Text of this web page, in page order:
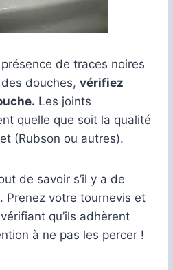
de traces noires
douches, vérifiez
Les joints
quelle que soit la qualité
(Rubson ou autres).
de savoir s’il y a de
Prenez votre tournevis et
qu’ils adhèrent
à ne pas les percer !